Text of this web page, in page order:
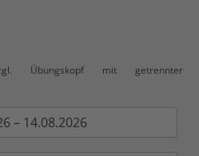
Übungskopf mit getrennter
– 14.08.2026